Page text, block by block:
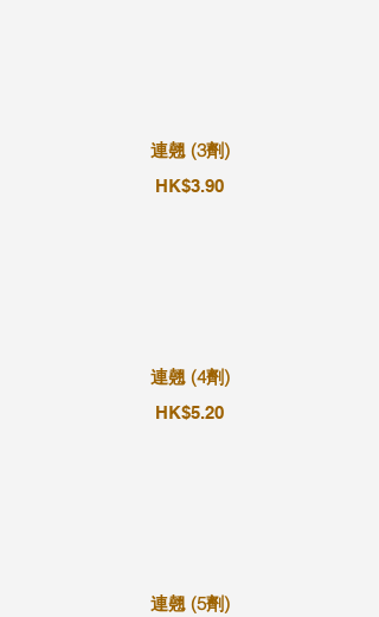
連翹 (3劑)
HK$3.90
連翹 (4劑)
HK$5.20
連翹 (5劑)